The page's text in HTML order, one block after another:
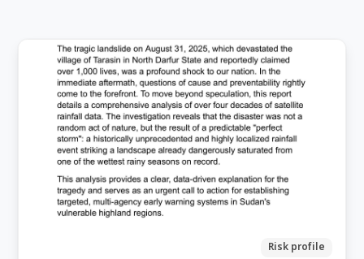
Risk profile